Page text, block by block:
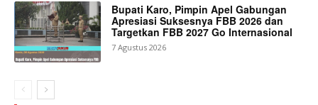
Bupati Karo, Pimpin Apel Gabungan
Apresiasi Suksesnya FBB 2026 dan
Targetkan FBB 2027 Go Internasional
7 Agustus 2026